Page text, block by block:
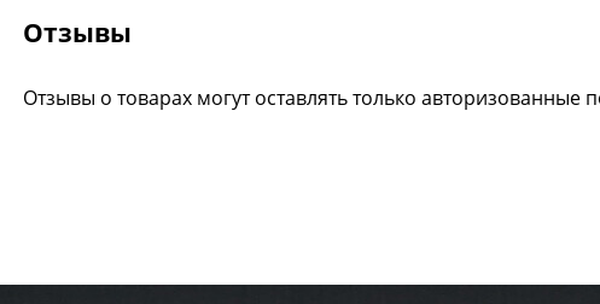
Отзывы
Отзывы о товарах могут оставлять только авторизованные